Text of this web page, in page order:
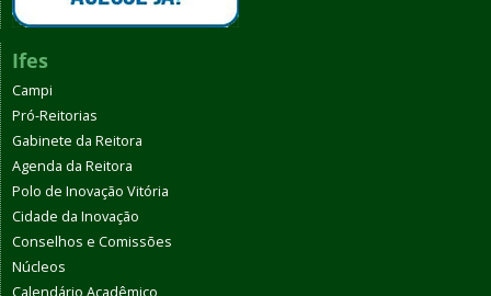
Ifes
Campi
Pró-Reitorias
Gabinete da Reitora
Agenda da Reitora
Polo de Inovação Vitória
Cidade da Inovação
Conselhos e Comissões
Núcleos